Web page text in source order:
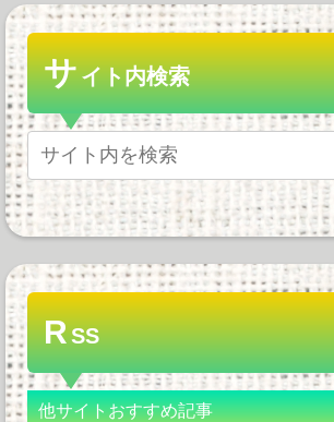
サイト内検索
RSS
他サイトおすすめ記事